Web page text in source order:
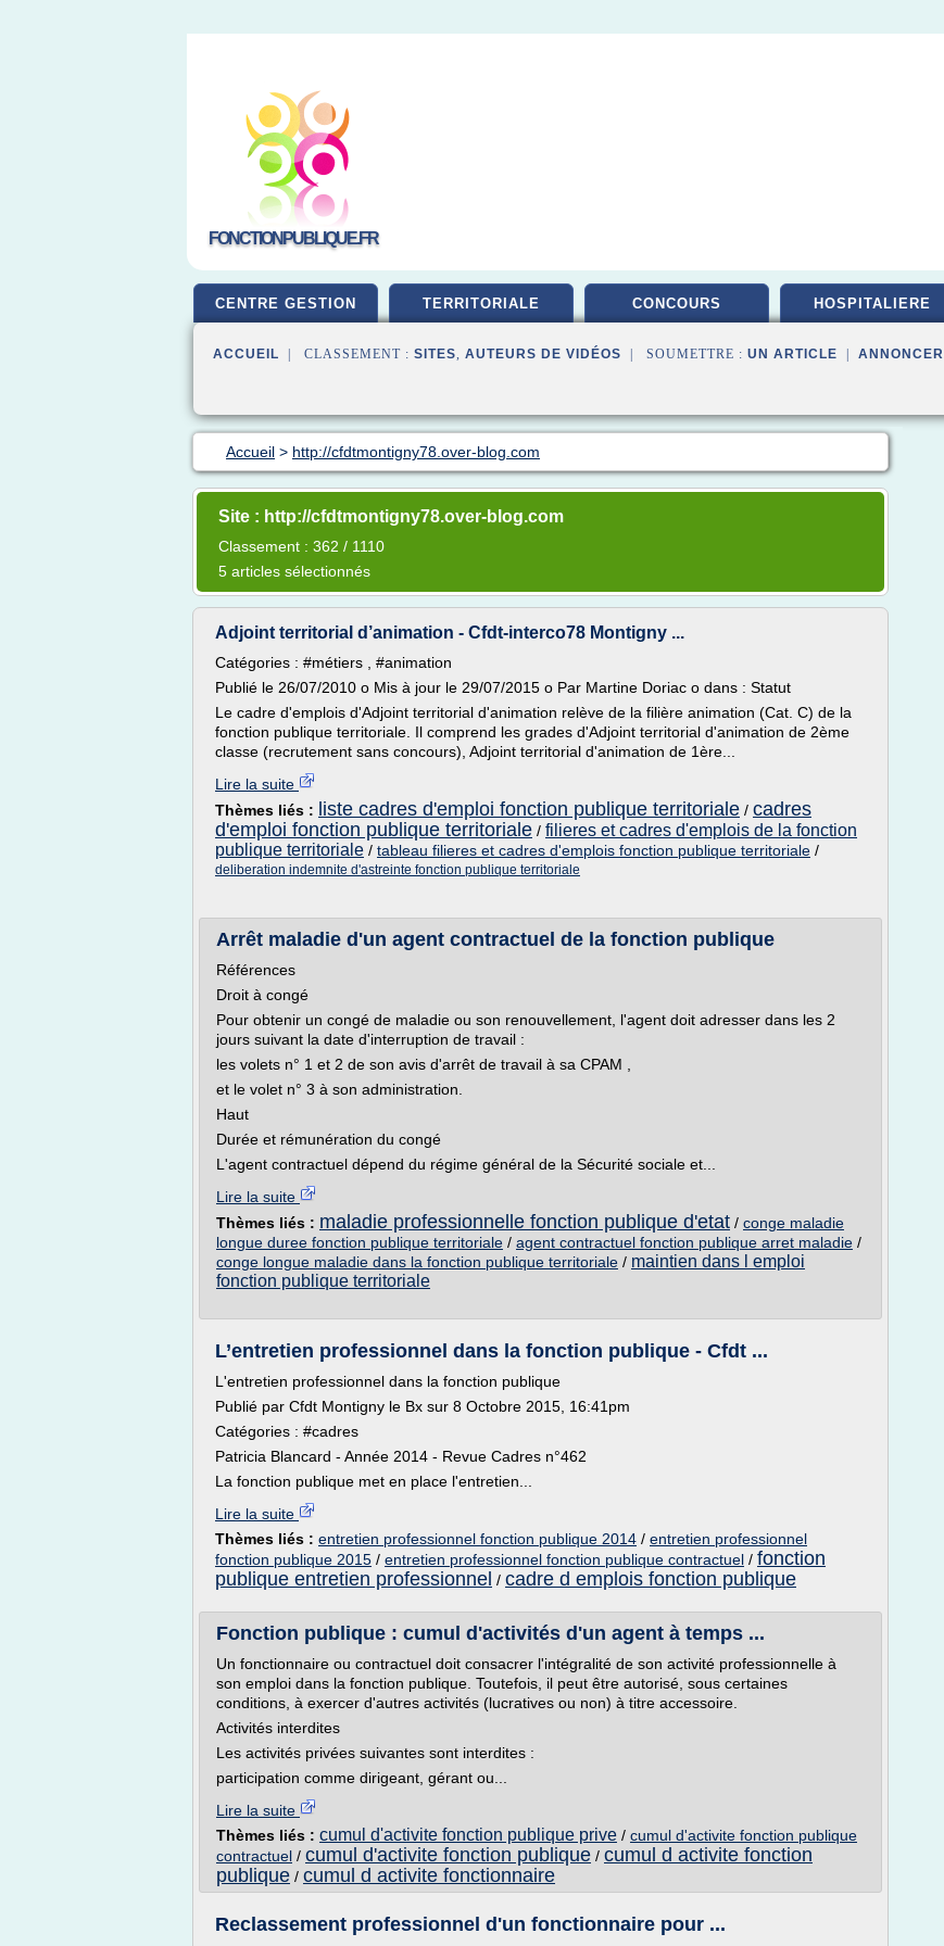
FONCTIONPUBLIQUE.FR
CENTRE GESTION TERRITORIALE CONCOURS HOSPITALIERE
ACCUEIL | CLASSEMENT : SITES, AUTEURS DE VIDÉOS | SOUMETTRE : UN ARTICLE ANNONCER
Accueil > http://cfdtmontigny78.over-blog.com
Site : http://cfdtmontigny78.over-blog.com
Classement : 362 / 1110
5 articles sélectionnés
Adjoint territorial d’animation - Cfdt-interco78 Montigny ...
Catégories : #métiers , #animation
Publié le 26/07/2010 o Mis à jour le 29/07/2015 o Par Martine Doriac o dans : Statut
Le cadre d'emplois d'Adjoint territorial d'animation relève de la filière animation (Cat. C) de la
fonction publique territoriale. Il comprend les grades d'Adjoint territorial d'animation de 2ème
classe (recrutement sans concours), Adjoint territorial d'animation de 1ère...
Lire la suite
Thèmes liés :
liste cadres d'emploi fonction publique territoriale / cadres
d'emploi fonction publique territoriale / filieres et cadres d'emplois de la fonction
publique territoriale / tableau filieres et cadres d'emplois fonction publique territoriale /
deliberation indemnite d'astreinte fonction publique territoriale
Arrêt maladie d'un agent contractuel de la fonction publique
Références
Droit à congé
Pour obtenir un congé de maladie ou son renouvellement, l'agent doit adresser dans les 2
jours suivant la date d'interruption de travail :
les volets n° 1 et 2 de son avis d'arrêt de travail à sa CPAM ,
et le volet n° 3 à son administration.
Haut
Durée et rémunération du congé
L'agent contractuel dépend du régime général de la Sécurité sociale et...
Lire la suite
Thèmes liés : maladie professionnelle fonction publique d'etat / conge maladie
longue duree fonction publique territoriale / agent contractuel fonction publique arret maladie /
conge longue maladie dans la fonction publique territoriale / maintien dans l emploi
fonction publique territoriale
L’entretien professionnel dans la fonction publique - Cfdt ...
L'entretien professionnel dans la fonction publique
Publié par Cfdt Montigny le Bx sur 8 Octobre 2015, 16:41pm
Catégories : #cadres
Patricia Blancard - Année 2014 - Revue Cadres n°462
La fonction publique met en place l'entretien...
Lire la suite
Thèmes liés : entretien professionnel fonction publique 2014 / entretien professionnel
fonction publique 2015 / entretien professionnel fonction publique contractuel / fonction
publique entretien professionnel / cadre d emplois fonction publique
Fonction publique : cumul d'activités d'un agent à temps ...
Un fonctionnaire ou contractuel doit consacrer l'intégralité de son activité professionnelle à
son emploi dans la fonction publique. Toutefois, il peut être autorisé, sous certaines
conditions, à exercer d'autres activités (lucratives ou non) à titre accessoire.
Activités interdites
Les activités privées suivantes sont interdites :
participation comme dirigeant, gérant ou...
Lire la suite
Thèmes liés : cumul d'activite fonction publique prive / cumul d'activite fonction publique
contractuel / cumul d'activite fonction publique / cumul d activite fonction
publique / cumul d activite fonctionnaire
Reclassement professionnel d'un fonctionnaire pour ...